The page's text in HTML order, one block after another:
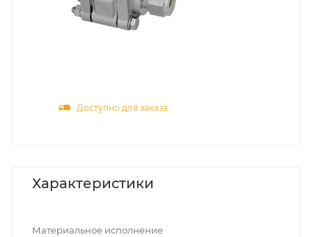
Доступно для заказа
Характеристики
Материальное исполнение